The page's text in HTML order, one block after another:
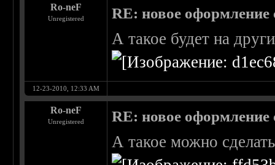
Ro-neF
Unregistered RE: новое оформление
А такое будет на
12-23-2010, 12:33 AM
Ro-neF
Unregistered RE: новое оформление
А такое можно